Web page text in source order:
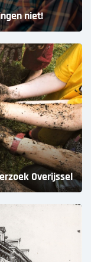
niet!
Overijssel